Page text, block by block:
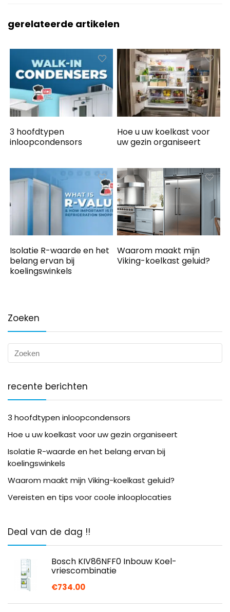
gerelateerde artikelen
3 hoofdtypen
inloopcondensors
Hoe u uw koelkast voor
uw gezin organiseert
Isolatie R-waarde en het
belang ervan bij
koelingswinkels
Waarom maakt mijn
Viking-koelkast geluid?
Zoeken
recente berichten
3 hoofdtypen inloopcondensors
Hoe u uw koelkast voor uw gezin organiseert
Isolatie R-waarde en het belang ervan bij
koelingswinkels
Waarom maakt mijn Viking-koelkast geluid?
Vereisten en tips voor coole inlooplocaties
Deal van de dag !!
Bosch KIV86NFF0 Inbouw Koel-
vriescombinatie
€734.00